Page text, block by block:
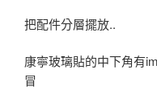
把配件分層擺放..
康寧玻璃貼的中下角有
冒